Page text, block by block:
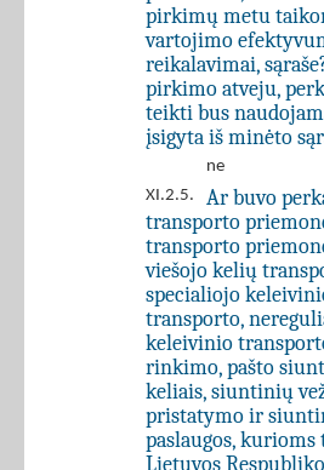
pirkimų metu
vartojimo
reikalavimai,
pirkimo atveju,
teikti bus
įsigyta iš minėto
ne
XI.2.5.
Ar buvo
transporto
transporto
viešojo kelių
specialiojo
transporto,
keleivinio
rinkimo, pašto
keliais, siuntinių
pristatymo ir
paslaugos, kurioms
Lietuvos